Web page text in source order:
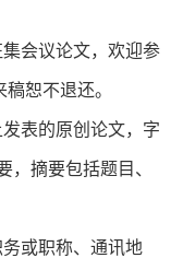
会议论文，欢迎参
恕不退还。
表的原创论文，字
，摘要包括题目、
或职称、通讯地